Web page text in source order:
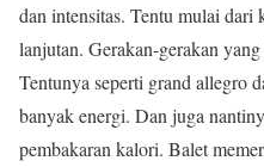
dan intensitas. Tentu mulai dari
lanjutan. Gerakan-gerakan
Tentunya seperti grand allegro
banyak energi. Dan juga
pembakaran kalori. Balet